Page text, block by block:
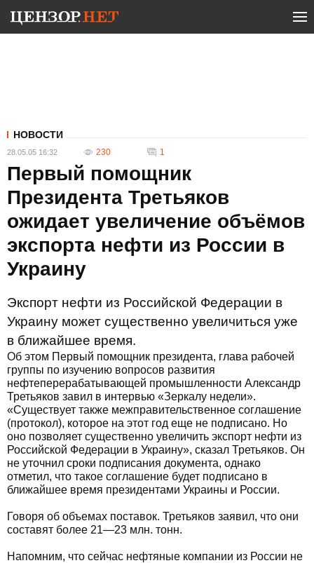
НОВОСТИ
28.05.05 16:32 230 1
Первый помощник
Президента Третьяков
ожидает увеличение объёмов
экспорта нефти из России в
Украину
Экспорт нефти из Российской Федерации в
Украину может существенно увеличиться уже
в ближайшее время.
Об этом Первый помощник президента, глава рабочей
группы по изучению вопросов развития
нефтеперерабатывающей промышленности Александр
Третьяков завил в интервью «Зеркалу недели».
«Существует также межправительственное соглашение
(протокол), которое на этот год еще не подписано. Но
оно позволяет существенно увеличить экспорт нефти из
Российской Федерации в Украину», сказал Третьяков. Он
не уточнил сроки подписания документа, однако
отметил, что такое соглашение будет подписано в
ближайшее время президентами Украины и России.
Говоря об объемах поставок. Третьяков заявил, что они
составят более 21—23 млн. тонн.
Напомним, что сейчас нефтяные компании из России не